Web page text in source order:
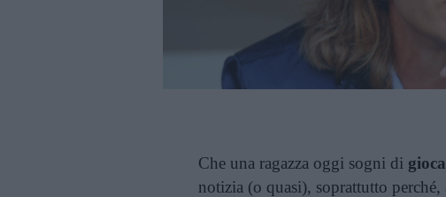
Che una ragazza oggi sogni di
notizia (o quasi), soprattutto perché,